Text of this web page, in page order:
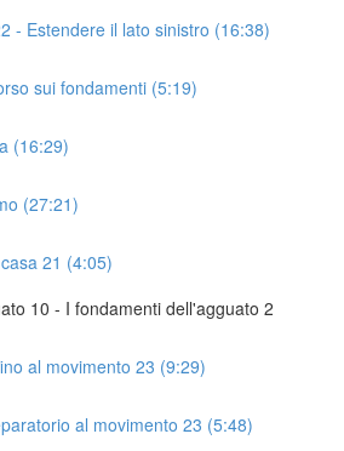
- Estendere il lato sinistro (16:38)
sui fondamenti (5:19)
(16:29)
(27:21)
21 (4:05)
10 - I fondamenti dell'agguato 2
al movimento 23 (9:29)
al movimento 23 (5:48)